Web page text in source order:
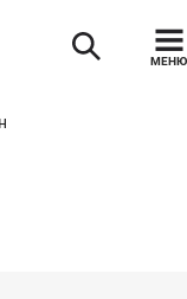
МЕНЮ